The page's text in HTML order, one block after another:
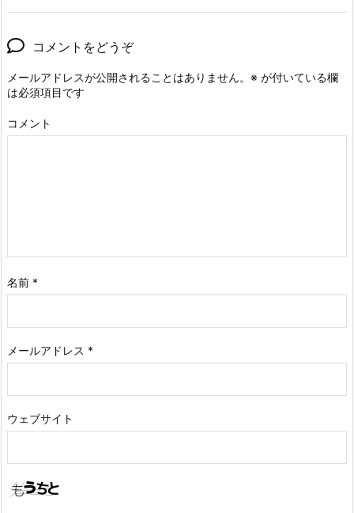
コメントをどうぞ
メールアドレスが公開されることはありません。 ※ が付いている欄
は必須項目です
コメント
名前 *
メールアドレス *
ウェブサイト